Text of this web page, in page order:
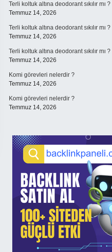
Terli koltuk altına deodorant sıkılır mı ?
Temmuz 14, 2026
Terli koltuk altına deodorant sıkılır mı ?
Temmuz 14, 2026
Terli koltuk altına deodorant sıkılır mı ?
Temmuz 14, 2026
Komi görevleri nelerdir ?
Temmuz 14, 2026
Komi görevleri nelerdir ?
Temmuz 14, 2026